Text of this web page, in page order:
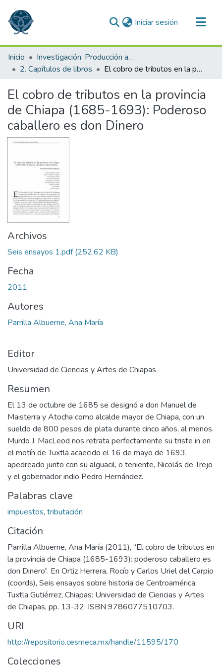
Iniciar sesión (current)
Comunidades
Todo DSpace
Inicio
Investigación. Producción académica
2. Capítulos de libros
El cobro de tributos en la provincia de Chiapa (1685-1693): Poderoso caballero es don Dinero
El cobro de tributos en la provincia
de Chiapa (1685-1693): Poderoso
caballero es don Dinero
Archivos
Seis ensayos 1.pdf(252.62 KB)
Fecha
2011
Autores
Parrilla Albuerne, Ana María
Editor
Universidad de Ciencias y Artes de Chiapas
Resumen
El 13 de octubre de 1685 se designó a don Manuel de
Maisterra y Atocha como alcalde mayor de Chiapa, con un
sueldo de 800 pesos de plata durante cinco años, al menos.
Murdo J. MacLeod nos retrata perfectamente su triste in en
el motín de Tuxtla acaecido el 16 de mayo de 1693,
apedreado junto con su alguacil, o teniente, Nicolás de Trejo
y el gobernador indio Pedro Hernández.
Palabras clave
impuestos, tributación
Citación
Parrilla Albuerne, Ana María (2011), “El cobro de tributos en
la provincia de Chiapa (1685-1693): poderoso caballero es
don Dinero“. En Ortiz Herrera, Rocío y Carlos Uriel del Carpio
(coords), Seis ensayos sobre historia de Centroamérica.
Tuxtla Gutiérrez, Chiapas: Universidad de Ciencias y Artes
de Chiapas, pp. 13-32. ISBN 9786077510703.
URI
http://repositorio.cesmeca.mx/handle/11595/170
Colecciones